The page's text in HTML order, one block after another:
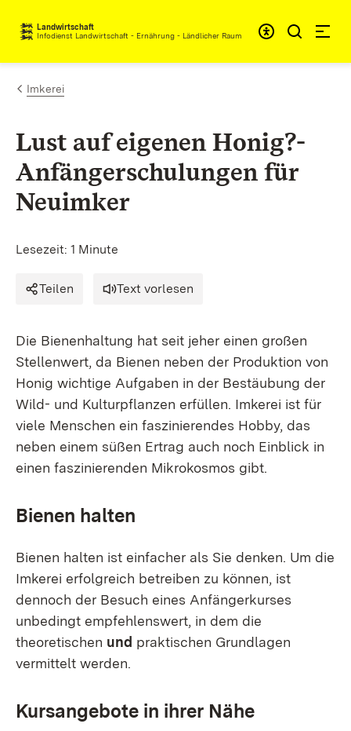
Zum Inhalt springen
Landwirtschaft
Infodienst Landwirtschaft - Ernährung - Ländlicher Raum
Imkerei
Lust auf eigenen Honig?-
Anfängerschulungen für
Neuimker
Lesezeit: 1 Minute
Teilen Text vorlesen
Die Bienenhaltung hat seit jeher einen großen
Stellenwert, da Bienen neben der Produktion von
Honig wichtige Aufgaben in der Bestäubung der
Wild- und Kulturpflanzen erfüllen. Imkerei ist für
viele Menschen ein faszinierendes Hobby, das
neben einem süßen Ertrag auch noch Einblick in
einen faszinierenden Mikrokosmos gibt.
Bienen halten
Bienen halten ist einfacher als Sie denken. Um die
Imkerei erfolgreich betreiben zu können, ist
dennoch der Besuch eines Anfängerkurses
unbedingt empfehlenswert, in dem die
theoretischen und praktischen Grundlagen
vermittelt werden.
Kursangebote in ihrer Nähe